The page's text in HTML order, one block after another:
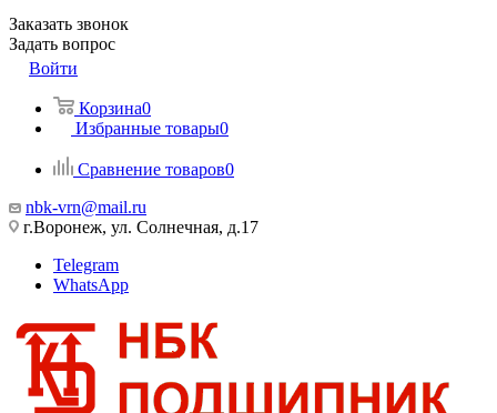
Заказать звонок
Задать вопрос
Войти
Корзина0
Избранные товары0
Сравнение товаров0
nbk-vrn@mail.ru
г.Воронеж, ул. Солнечная, д.17
Telegram
WhatsApp